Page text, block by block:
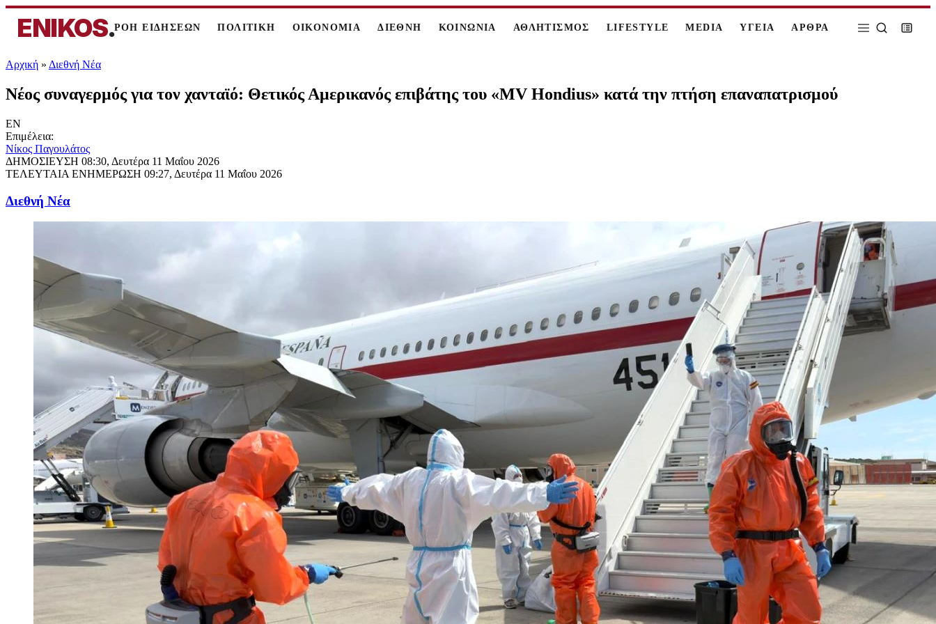
ENIKOS.ΡΟΗ ΕΙΔΗΣΕΩΝ ΠΟΛΙΤΙΚΗ ΟΙΚΟΝΟΜΙΑ ΔΙΕΘΝΗ ΚΟΙΝΩΝΙΑ ΑΘΛΗΤΙΣΜΟΣ LIFESTYLE MEDIA ΥΓΕΙΑ ΑΡΘΡΑ
Αρχική » Διεθνή Νέα
Νέος συναγερμός για τον χανταϊό: Θετικός Αμερικανός επιβάτης του «MV Hondius» κατά την πτήση επαναπατρισμού
EN
Επιμέλεια:
Νίκος Παγουλάτος
ΔΗΜΟΣΙΕΥΣΗ 08:30, Δευτέρα 11 Μαΐου 2026
ΤΕΛΕΥΤΑΙΑ ΕΝΗΜΕΡΩΣΗ 09:27, Δευτέρα 11 Μαΐου 2026
Διεθνή Νέα